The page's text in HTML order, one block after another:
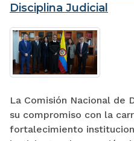
Disciplina Judicial
La Comisión Nacional de
su compromiso con la
fortalecimiento